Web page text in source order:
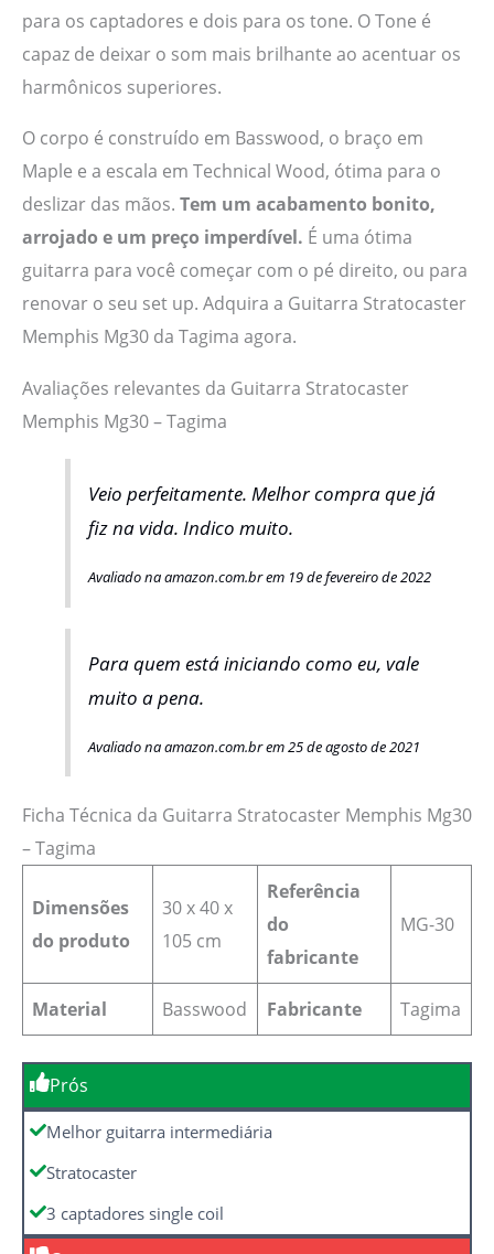
para os captadores e dois para os tone. O Tone é
capaz de deixar o som mais brilhante ao acentuar os
harmônicos superiores.
O corpo é construído em Basswood, o braço em
Maple e a escala em Technical Wood, ótima para o
deslizar das mãos. Tem um acabamento bonito,
arrojado e um preço imperdível. É uma ótima
guitarra para você começar com o pé direito, ou para
renovar o seu set up. Adquira a Guitarra Stratocaster
Memphis Mg30 da Tagima agora.
Avaliações relevantes da Guitarra Stratocaster
Memphis Mg30 – Tagima
Veio perfeitamente. Melhor compra que já
fiz na vida. Indico muito.
Avaliado na amazon.com.br em 19 de fevereiro de 2022
Para quem está iniciando como eu, vale
muito a pena.
Avaliado na amazon.com.br em 25 de agosto de 2021
Ficha Técnica da Guitarra Stratocaster Memphis Mg30
– Tagima
Dimensões
do produto
‎30 x 40 x
105 cm
Referência
do
fabricante
‎MG-30
Material Basswood Fabricante Tagima
Prós
Melhor guitarra intermediária
Stratocaster
3 captadores single coil